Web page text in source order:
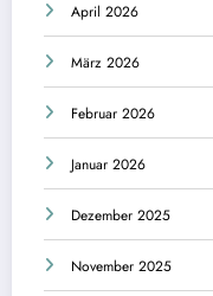
April 2026
März 2026
Februar 2026
Januar 2026
Dezember 2025
November 2025